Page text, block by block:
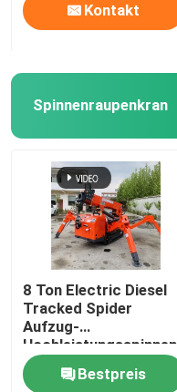
Kontakt
Spinnenraupenkran
8 Ton Electric Diesel
Tracked Spider
Aufzug-
Hochleistungsspinnen-
Luftaufzug für
BaustellenBestpreis